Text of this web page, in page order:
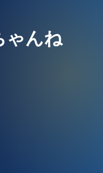
ゃんね